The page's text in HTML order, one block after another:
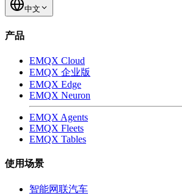
中文
产品
EMQX Cloud
EMQX 企业版
EMQX Edge
EMQX Neuron
EMQX Agents
EMQX Fleets
EMQX Tables
使用场景
智能网联汽车